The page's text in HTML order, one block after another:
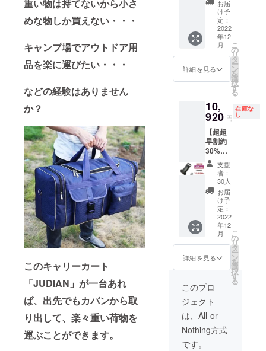
重い物は持てないから小さ
めな物しか買えない・・・
キャンプ場でアウトドア用
品を楽に運びたい・・・
などの経験はありません
か？
このキャリーカート
「JUDIAN」が一台あれ
ば、出先でもカバンから取
り出して、楽々重い荷物を
運ぶことができます。
造工程
上の都
合等に
より出
荷時期
が遅れ
る場合
があり
の約
20%
OFF →
6,240円
(送料・
税込) ※
一部デ
場合が
ありま
す。 ※
ご注文
状況、
使用部
材の供
給状
況、製
造工程
上の都
合等に
より出
荷時期
が遅れ
る場合
があり
お届
け予
定：
2022
年12
月
詳細を見る
こ
の
リ
タ
ー
ン
を
選
択
す
る
10,
920 円
在庫な
し
【超超
早割約
30%
OFF】
定価 2
15,600
円 (税
込) の
約 30%
OFF →
10,920
円 (送
料・税
込) ※一
部デザ
インが
変更と
なる場
合があ
りま
す。 ※
支援
者：
30人
お届
け予
定：
2022
年12
月
詳細を見る
こ
の
リ
タ
ー
ン
を
選
択
す
る
このプロ
ジェクト
は、All-or-
Nothing方式
です。